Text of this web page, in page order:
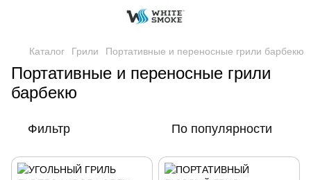
Каталог Грили Портативные и переносные грили барбекю
Портативные и переносные грили
барбекю
Фильтр По популярности